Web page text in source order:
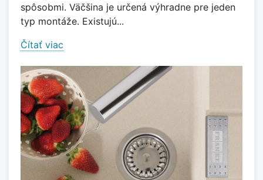
spôsobmi. Väčšina je určená výhradne pre jeden
typ montáže. Existujú...
Čítať viac